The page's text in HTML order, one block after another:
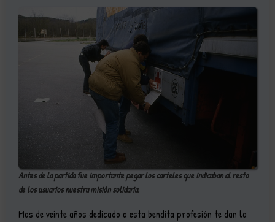
Antes de la partida fue importante pegar los carteles que indicaban al resto
de los usuarios nuestra misión solidaria.
Mas de veinte años dedicado a esta bendita profesión te dan la